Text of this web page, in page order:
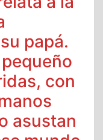
papá.
con
asustan